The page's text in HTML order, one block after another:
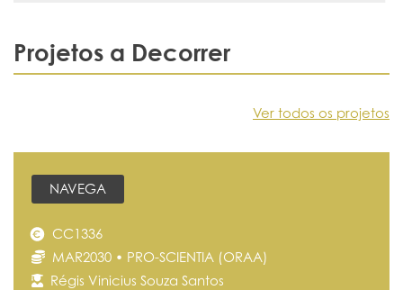
Projetos a Decorrer
Ver todos os projetos
NAVEGA
CC1336
MAR2030 • PRO-SCIENTIA (ORAA)
Régis Vinicius Souza Santos